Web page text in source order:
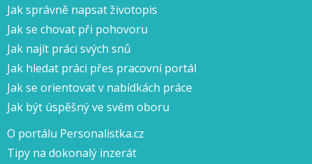
Jak správně napsat životopis
Jak se chovat při pohovoru
Jak najít práci svých snů
Jak hledat práci přes pracovní portál
Jak se orientovat v nabídkách práce
Jak být úspěšný ve svém oboru
O portálu Personalistka.cz
Tipy na dokonalý inzerát